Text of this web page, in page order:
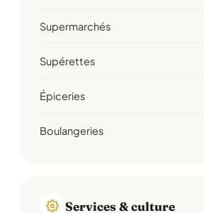
Supermarchés
Supérettes
Épiceries
Boulangeries
Services & culture